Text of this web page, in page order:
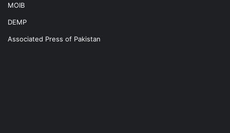
MOIB
DEMP
Associated Press of Pakistan